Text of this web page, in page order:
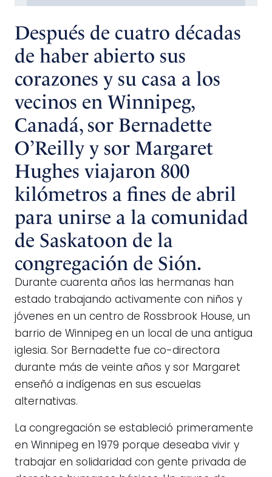
Después de cuatro décadas
de haber abierto sus
corazones y su casa a los
vecinos en Winnipeg,
Canadá, sor Bernadette
O’Reilly y sor Margaret
Hughes viajaron 800
kilómetros a fines de abril
para unirse a la comunidad
de Saskatoon de la
congregación de Sión.
Durante cuarenta años las hermanas han
estado trabajando activamente con niños y
jóvenes en un centro de Rossbrook House, un
barrio de Winnipeg en un local de una antigua
iglesia. Sor Bernadette fue co-directora
durante más de veinte años y sor Margaret
enseñó a indígenas en sus escuelas
alternativas.
La congregación se estableció primeramente
en Winnipeg en 1979 porque deseaba vivir y
trabajar en solidaridad con gente privada de